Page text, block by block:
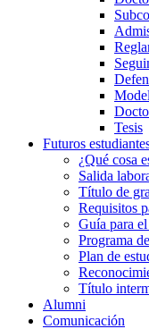
Tesis
Futuros
¿Qué cosa
Salida
Título de
Requisitos
Guía para
Programa
Plan de
Título
Alumni
Comunicación